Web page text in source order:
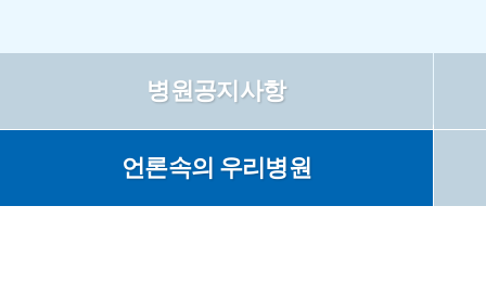
병원공지사항
언론속의 우리병원